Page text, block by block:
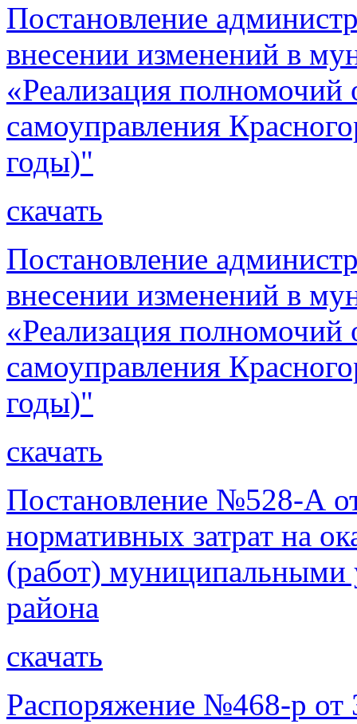
Постановление
внесении изменений в
«Реализация полномочий
самоуправления
годы)"
скачать
Постановление
внесении изменений в
«Реализация полномочий
самоуправления
годы)"
скачать
Постановление №528-А
нормативных затрат на
(работ) муниципальными
района
скачать
Распоряжение №468-р от